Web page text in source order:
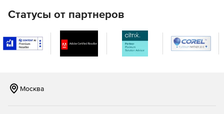
Статусы от партнеров
Москва